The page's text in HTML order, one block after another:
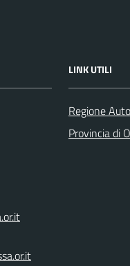
LINK UTILI
Regione
Provincia di